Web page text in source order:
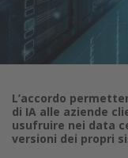
L’accordo
di IA alle aziende
usufruire nei data
versioni dei propri